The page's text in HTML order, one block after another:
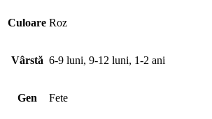
Culoare Roz
Vârstă 6-9 luni, 9-12 luni, 1-2 ani
Gen Fete